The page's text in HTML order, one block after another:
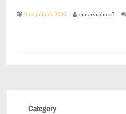
6 de julio de 2016 citiserviadm-c3
Category